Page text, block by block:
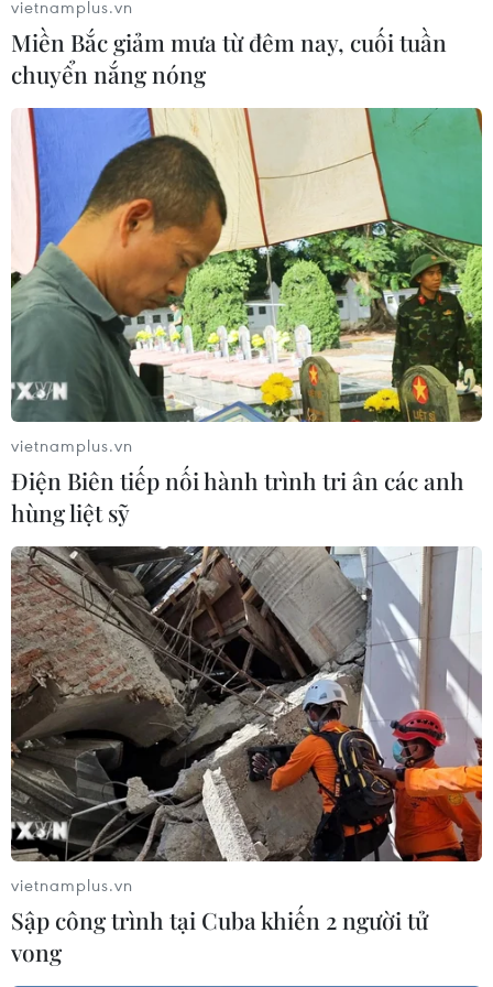
vietnamplus.vn
Miền Bắc giảm mưa từ đêm nay, cuối tuần
chuyển nắng nóng
vietnamplus.vn
Điện Biên tiếp nối hành trình tri ân các anh
hùng liệt sỹ
vietnamplus.vn
Sập công trình tại Cuba khiến 2 người tử
vong